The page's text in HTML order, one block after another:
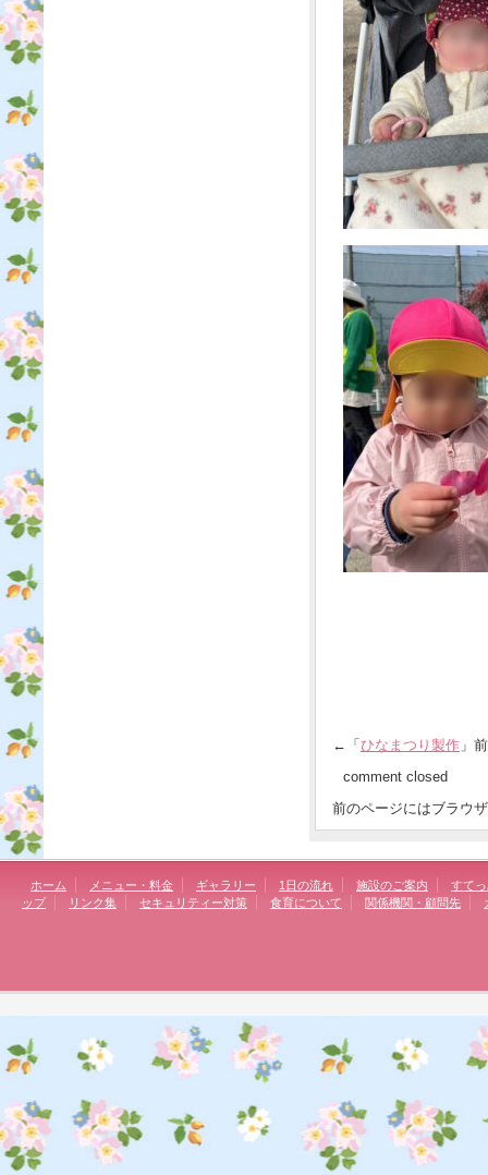
←「 ひなまつり製作 」
comment closed
前のページにはブラウ
ホーム メニュー・料金 ギャラリー 1日の流れ 施設のご案内
すて
ップ
リンク集 セキュリティー対策 食育について 関係機関・顧問先